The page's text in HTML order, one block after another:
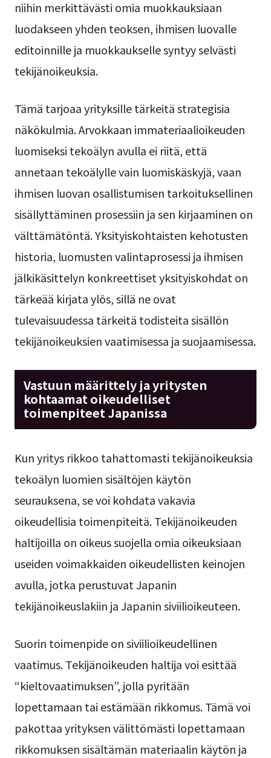
niihin merkittävästi omia muokkauksiaan
luodakseen yhden teoksen, ihmisen luovalle
editoinnille ja muokkaukselle syntyy selvästi
tekijänoikeuksia.
Tämä tarjoaa yrityksille tärkeitä strategisia
näkökulmia. Arvokkaan immateriaalioikeuden
luomiseksi tekoälyn avulla ei riitä, että
annetaan tekoälylle vain luomiskäskyjä, vaan
ihmisen luovan osallistumisen tarkoituksellinen
sisällyttäminen prosessiin ja sen kirjaaminen on
välttämätöntä. Yksityiskohtaisten kehotusten
historia, luomusten valintaprosessi ja ihmisen
jälkikäsittelyn konkreettiset yksityiskohdat on
tärkeää kirjata ylös, sillä ne ovat
tulevaisuudessa tärkeitä todisteita sisällön
tekijänoikeuksien vaatimisessa ja suojaamisessa.
Vastuun määrittely ja yritysten
kohtaamat oikeudelliset
toimenpiteet Japanissa
Kun yritys rikkoo tahattomasti tekijänoikeuksia
tekoälyn luomien sisältöjen käytön
seurauksena, se voi kohdata vakavia
oikeudellisia toimenpiteitä. Tekijänoikeuden
haltijoilla on oikeus suojella omia oikeuksiaan
useiden voimakkaiden oikeudellisten keinojen
avulla, jotka perustuvat Japanin
tekijänoikeuslakiin ja Japanin siviilioikeuteen.
Suorin toimenpide on siviilioikeudellinen
vaatimus. Tekijänoikeuden haltija voi esittää
“kieltovaatimuksen”, jolla pyritään
lopettamaan tai estämään rikkomus. Tämä voi
pakottaa yrityksen välittömästi lopettamaan
rikkomuksen sisältämän materiaalin käytön ja